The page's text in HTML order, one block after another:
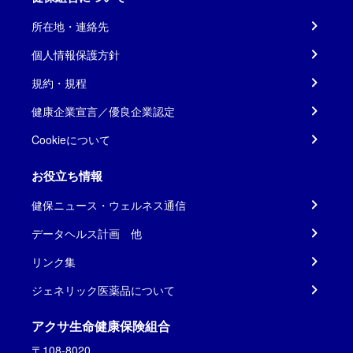
所在地・連絡先
個人情報保護方針
規約・規程
健康企業宣言／優良企業認定
Cookieについて
お役立ち情報
健保ニュース・ウェルネス通信
データヘルス計画 他
リンク集
ジェネリック医薬品について
アクサ生命健康保険組合
〒108-8020